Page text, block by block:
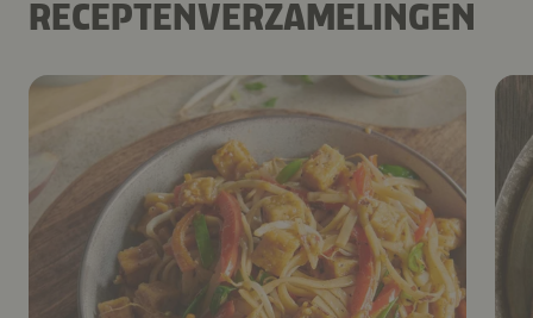
RECEPTENVERZAMELINGEN